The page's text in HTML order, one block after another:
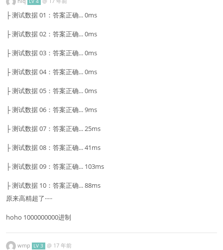
LV 4
├ 测试数据 01：答案正确... 0ms
├ 测试数据 02：答案正确... 0ms
├ 测试数据 03：答案正确... 0ms
├ 测试数据 04：答案正确... 0ms
├ 测试数据 05：答案正确... 0ms
├ 测试数据 06：答案正确... 9ms
├ 测试数据 07：答案正确... 25ms
├ 测试数据 08：答案正确... 41ms
├ 测试数据 09：答案正确... 103ms
├ 测试数据 10：答案正确... 88ms
原来高精超了·····
hoho 1000000000进制
wmp LV 3 @ 17 年前